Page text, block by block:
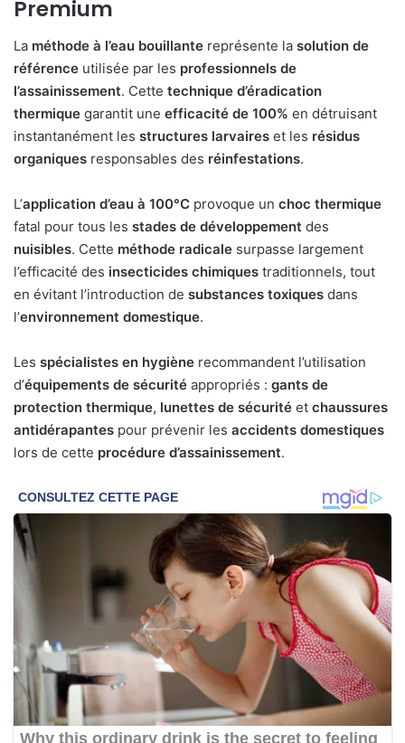
Premium
La méthode à l’eau bouillante représente la solution de
référence utilisée par les professionnels de
l’assainissement. Cette technique d’éradication
thermique garantit une efficacité de 100% en détruisant
instantanément les structures larvaires et les résidus
organiques responsables des réinfestations.
L’application d’eau à 100°C provoque un choc thermique
fatal pour tous les stades de développement des
nuisibles. Cette méthode radicale surpasse largement
l’efficacité des insecticides chimiques traditionnels, tout
en évitant l’introduction de substances toxiques dans
l’environnement domestique.
Les spécialistes en hygiène recommandent l’utilisation
d’équipements de sécurité appropriés : gants de
protection thermique, lunettes de sécurité et chaussures
antidérapantes pour prévenir les accidents domestiques
lors de cette procédure d’assainissement.